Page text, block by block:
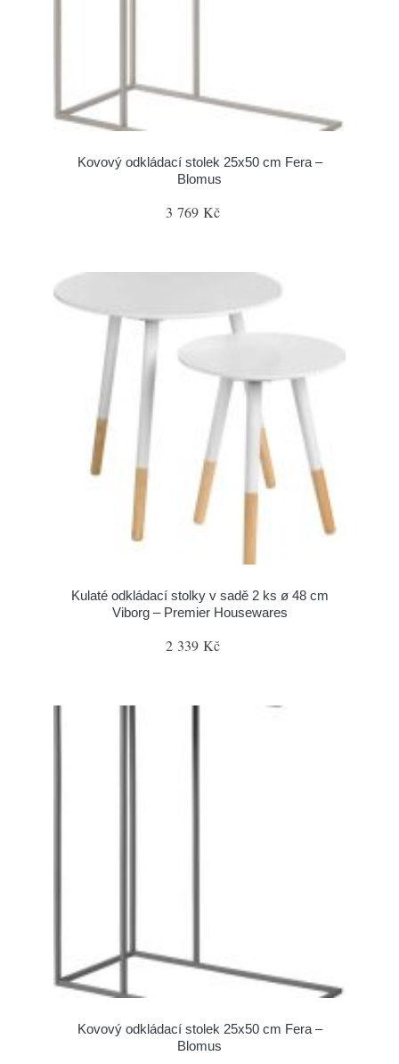
Kovový odkládací stolek 25x50 cm Fera –
Blomus
3 769 Kč
Kulaté odkládací stolky v sadě 2 ks ø 48 cm
Viborg – Premier Housewares
2 339 Kč
Kovový odkládací stolek 25x50 cm Fera –
Blomus